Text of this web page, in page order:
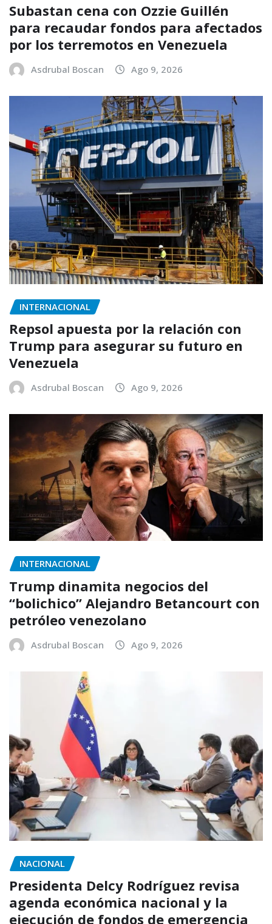
Subastan cena con Ozzie Guillén
para recaudar fondos para afectados
por los terremotos en Venezuela
Asdrubal Boscan Ago 9, 2026
INTERNACIONAL
Repsol apuesta por la relación con
Trump para asegurar su futuro en
Venezuela
Asdrubal Boscan Ago 9, 2026
INTERNACIONAL
Trump dinamita negocios del
“bolichico” Alejandro Betancourt con
petróleo venezolano
Asdrubal Boscan Ago 9, 2026
NACIONAL
Presidenta Delcy Rodríguez revisa
agenda económica nacional y la
ejecución de fondos de emergencia